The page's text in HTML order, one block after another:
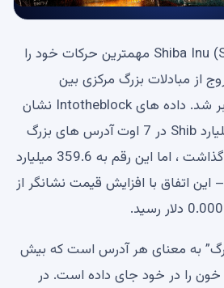
بزرگترین کیف پول Shiba Inu (Shib) مهمترین حرکات خود را
از مبادلات بزرگ مرکزی بین
پنجشنبه و شنبه دو برابر شد. داده های Intotheblock نشان
می دهد که 183.03 میلیارد Shib در 7 اوت آدرس های بزرگ
محافظه کارانه را به جا گذاشت ، اما این رقم به 359.6 میلیارد
– این اتفاق با افزایش قیمت نشانگر از
به معنای هر آدرس است که بیش
خون را در خود جای داده است. در